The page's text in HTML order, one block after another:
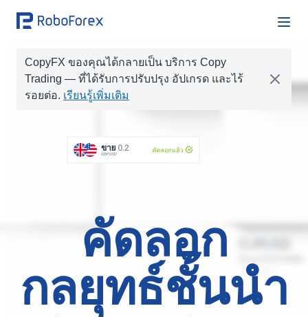
CopyFX ของคุณได้กลายเป็น บริการ Copy
Trading — ที่ได้รับการปรับปรุง อัปเกรด และไร้
รอยต่อ. เรียนรู้เพิ่มเติม
คัดลอก
กลยุทธ์ชั้นนำ
EURUSD
คัดลอกแล้ว
ขาย 0.2
GBPUSD
คัดลอกแล้ว